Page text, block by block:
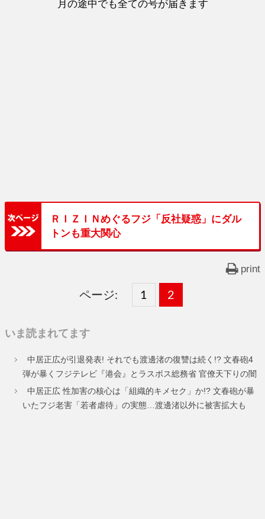
月の途中でも全ての号が届きます
ＲＩＺＩＮめぐるフジ「反社疑惑」にダル
トンも重大関心
print
ページ:
固
ー
ジ
1 ,
固
ー
ジ
2
いま読まれてます
中居正広が引退発表! それでも渡邊渚の復讐は続く!? 文春砲4
弾が暴くフジテレビ『港会』とラスボス総務省 官僚天下りの闇
中居正広 性加害の核心は「組織的キメセク」か!? 文春砲が暴
いたフジ老害「若者虐待」の実態…渡邊渚以外に被害拡大も